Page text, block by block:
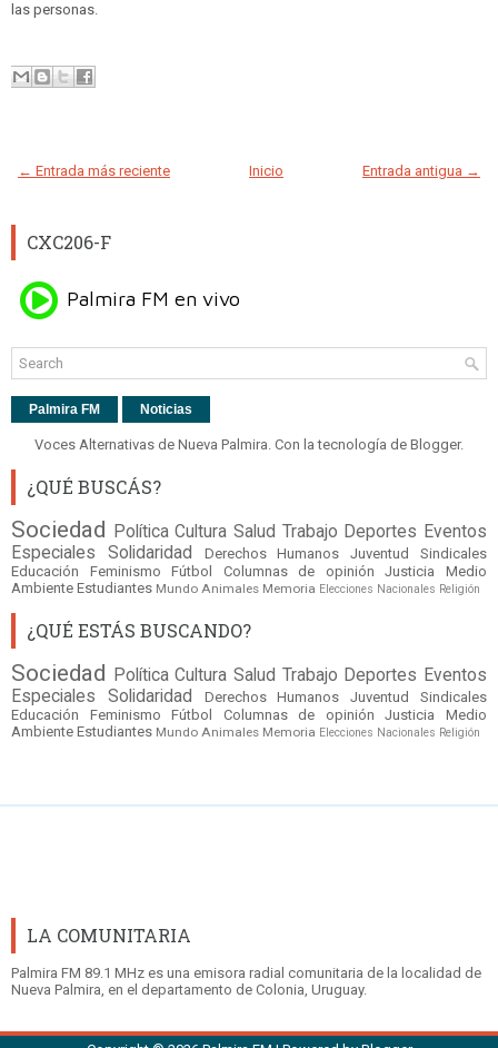
las personas.
← Entrada más reciente Entrada antigua →
Inicio
CXC206-F
Palmira FM Noticias
Voces Alternativas de Nueva Palmira. Con la tecnología de Blogger.
¿QUÉ BUSCÁS?
Sociedad Política Cultura Salud Trabajo Deportes Eventos
Especiales
Solidaridad Derechos Humanos Juventud
Sindicales
Educación
Feminismo Fútbol Columnas de opinión Justicia
Medio
Ambiente Estudiantes Mundo Animales Memoria Elecciones Nacionales Religión
¿QUÉ ESTÁS BUSCANDO?
Sociedad Política Cultura Salud Trabajo Deportes Eventos
Especiales
Solidaridad Derechos Humanos Juventud
Sindicales
Educación
Feminismo Fútbol Columnas de opinión Justicia
Medio
Ambiente Estudiantes Mundo Animales Memoria Elecciones Nacionales Religión
LA COMUNITARIA
Palmira FM 89.1 MHz es una emisora radial comunitaria de la localidad de
Nueva Palmira, en el departamento de Colonia, Uruguay.